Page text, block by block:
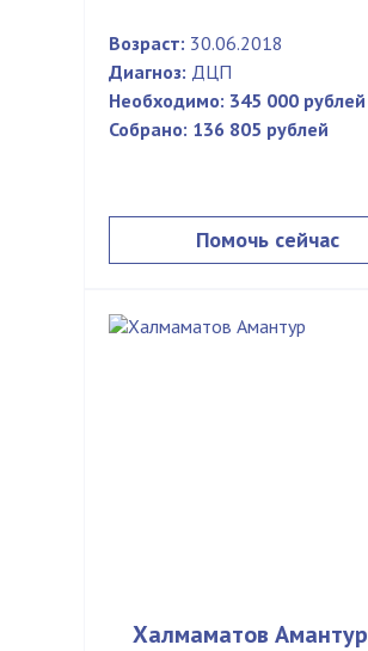
Возраст: 30.06.2018
Диагноз: ДЦП
Необходимо: 345 000 рублей
Собрано: 136 805 рублей
Помочь сейчас
Халмаматов Амантур